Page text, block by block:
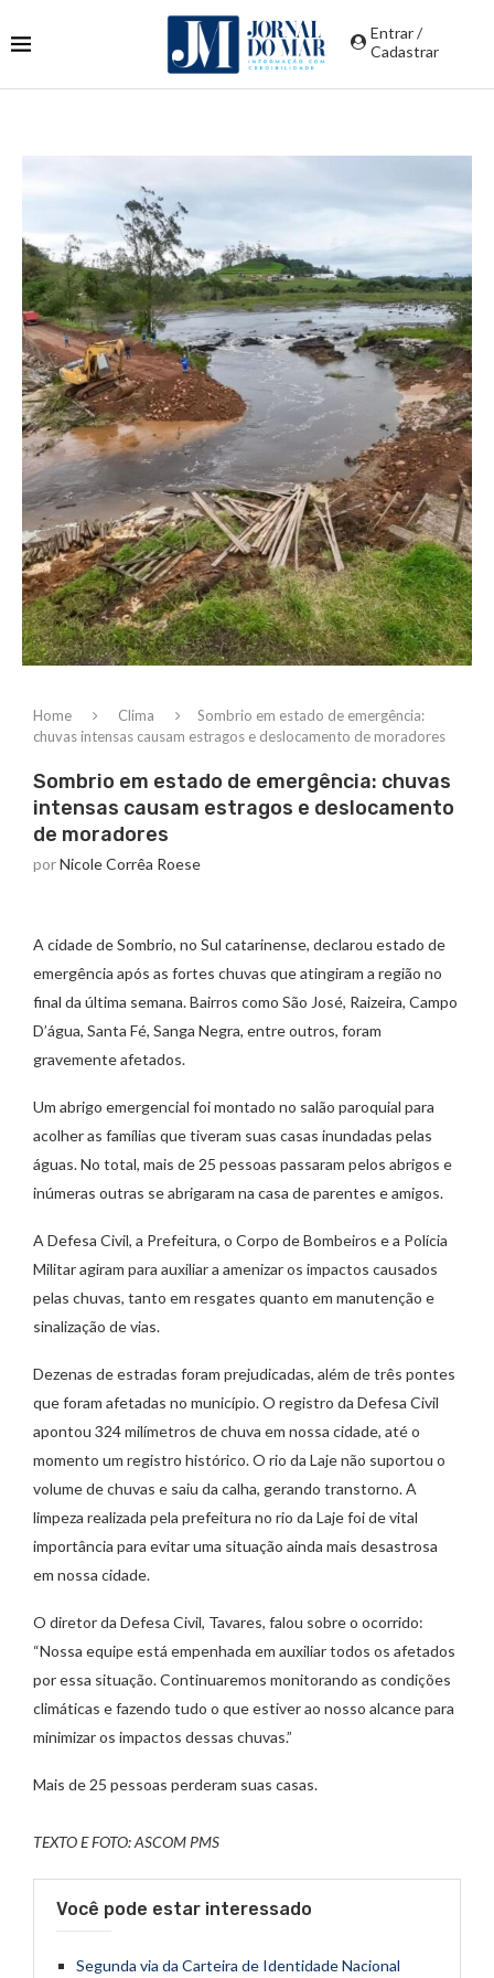
Entrar /
Cadastrar
Home Clima
Sombrio em estado de emergência:
chuvas intensas causam estragos e deslocamento de moradores
Sombrio em estado de emergência: chuvas
intensas causam estragos e deslocamento
de moradores
porNicole Corrêa Roese
A cidade de Sombrio, no Sul catarinense, declarou estado de
emergência após as fortes chuvas que atingiram a região no
final da última semana. Bairros como São José, Raizeira, Campo
D’água, Santa Fé, Sanga Negra, entre outros, foram
gravemente afetados.
Um abrigo emergencial foi montado no salão paroquial para
acolher as famílias que tiveram suas casas inundadas pelas
águas. No total, mais de 25 pessoas passaram pelos abrigos e
inúmeras outras se abrigaram na casa de parentes e amigos.
A Defesa Civil, a Prefeitura, o Corpo de Bombeiros e a Polícia
Militar agiram para auxiliar a amenizar os impactos causados
pelas chuvas, tanto em resgates quanto em manutenção e
sinalização de vias.
Dezenas de estradas foram prejudicadas, além de três pontes
que foram afetadas no município. O registro da Defesa Civil
apontou 324 milímetros de chuva em nossa cidade, até o
momento um registro histórico. O rio da Laje não suportou o
volume de chuvas e saiu da calha, gerando transtorno. A
limpeza realizada pela prefeitura no rio da Laje foi de vital
importância para evitar uma situação ainda mais desastrosa
em nossa cidade.
O diretor da Defesa Civil, Tavares, falou sobre o ocorrido:
“Nossa equipe está empenhada em auxiliar todos os afetados
por essa situação. Continuaremos monitorando as condições
climáticas e fazendo tudo o que estiver ao nosso alcance para
minimizar os impactos dessas chuvas.”
Mais de 25 pessoas perderam suas casas.
TEXTO E FOTO: ASCOM PMS
Você pode estar interessado
Segunda via da Carteira de Identidade Nacional